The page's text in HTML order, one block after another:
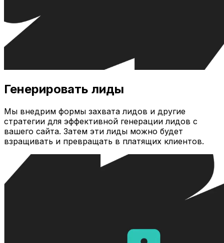
Генерировать лиды
Мы внедрим формы захвата лидов и другие
стратегии для эффективной генерации лидов с
вашего сайта. Затем эти лиды можно будет
взращивать и превращать в платящих клиентов.